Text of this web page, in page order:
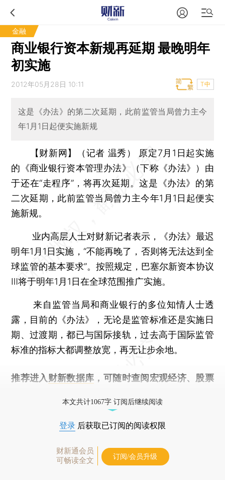
金融
商业银行资本新规再延期 最晚明年
初实施
2012年05月28日 10:11 T中
这是《办法》的第二次延期，此前监管当局曾力主今
年1月1日起便实施新规
【财新网】（记者 温秀）
原定7月1日起实施
的《商业银行资本管理办法》（下称《办法》）由
于还在“走程序”，将再次延期。这是《办法》的第
二次延期，此前监管当局曾力主今年1月1日起便实
施新规。
业内高层人士对财新记者表示，《办法》最迟
明年1月1日实施，“不能再晚了，否则将无法达到全
球监管的基本要求”。按照规定，巴塞尔新资本协议
Ⅲ将于明年1月1日在全球范围推广实施。
来自监管当局和商业银行的多位知情人士透
露，目前的《办法》，无论是监管标准还是实施日
期、过渡期，都已与国际接轨，过去高于国际监管
标准的指标大都调整放宽，再无让步余地。
推荐进入 财新数据库 ，可随时查阅宏观经济、股票
本文共计1067字 订阅后继续阅读
登录 后获取已订阅的阅读权限
财新通会员
可畅读全文
订阅/会员升级